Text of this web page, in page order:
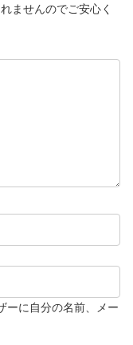
ませんのでご安心く
ーに自分の名前、メー